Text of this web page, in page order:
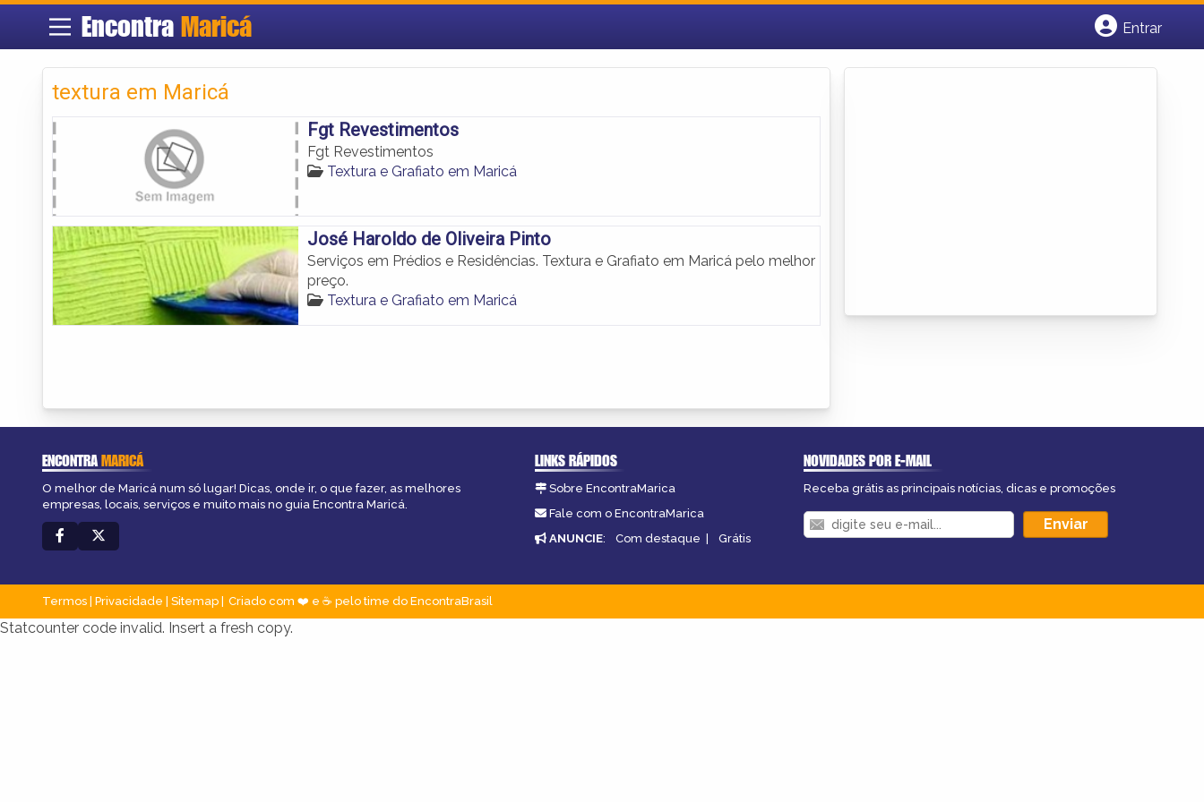
Encontra Maricá
Entrar
textura em Maricá
Fgt Revestimentos
Fgt Revestimentos
Textura e Grafiato em Maricá
José Haroldo de Oliveira Pinto
Serviços em Prédios e Residências. Textura e Grafiato em Maricá pelo melhor
preço.
Textura e Grafiato em Maricá
ENCONTRAMARICÁ
O melhor de Maricá num só lugar! Dicas, onde ir, o que fazer, as melhores
empresas, locais, serviços e muito mais no guia Encontra Maricá.
LINKS RÁPIDOS
Sobre EncontraMarica
Fale com o EncontraMarica
ANUNCIE: Com destaque | Grátis
NOVIDADES POR E-MAIL
Receba grátis as principais notícias, dicas e promoções
Termos Privacidade Sitemap Criado com ❤️ e ☕ pelo time do EncontraBrasil
Statcounter code invalid. Insert a fresh copy.